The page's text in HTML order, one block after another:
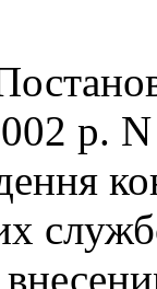
р.